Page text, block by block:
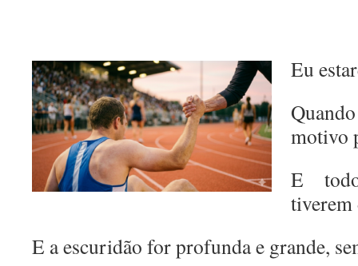
Eu
motivo
E
tiverem
E a escuridão for profunda e grande,